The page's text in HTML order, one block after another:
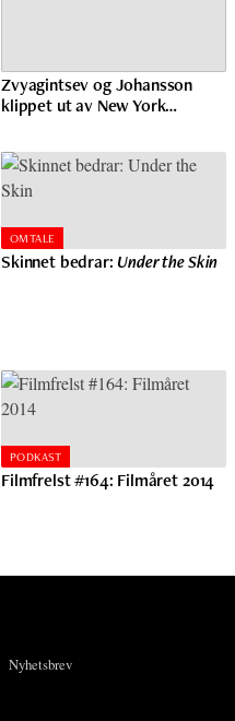
Zvyagintsev og Johansson
klippet ut av New York…
OMTALE
Skinnet bedrar: Under the Skin
PODKAST
Filmfrelst #164: Filmåret 2014
Nyhetsbrev